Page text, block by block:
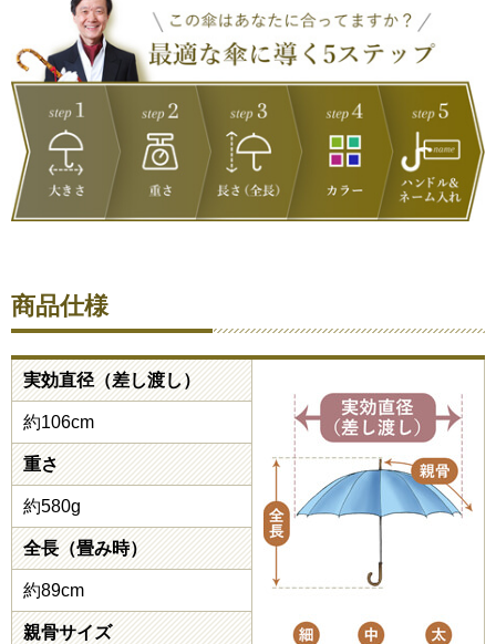
商品仕様
実効直径（差し渡し）
約106cm
重さ
約580g
全長（畳み時）
約89cm
親骨サイズ